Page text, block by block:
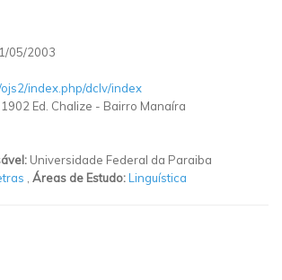
05/2003
index.php/dclv/index
Ed. Chalize - Bairro Manaíra
Universidade Federal da Paraiba
Áreas de Estudo:Linguística